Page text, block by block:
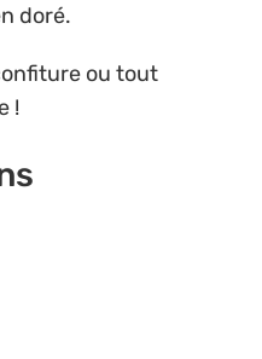
doré.
ou tout
!